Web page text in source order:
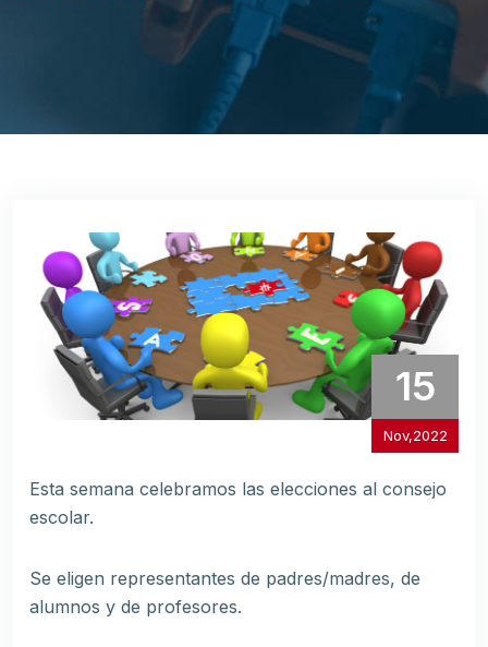
15
Nov,2022
Esta semana celebramos las elecciones al consejo
escolar.
Se eligen representantes de padres/madres, de
alumnos y de profesores.